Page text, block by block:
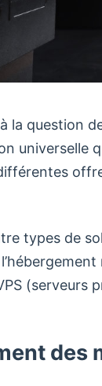
la question
universelle
types de
(serveurs
des